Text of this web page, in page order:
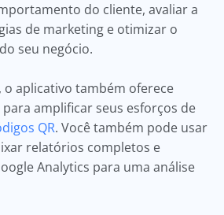
do cliente, avaliar a
de marketing e otimizar o
seu negócio.
o aplicativo também oferece
amplificar seus esforços de
QR. Você também pode usar
relatórios completos e
Analytics para uma análise